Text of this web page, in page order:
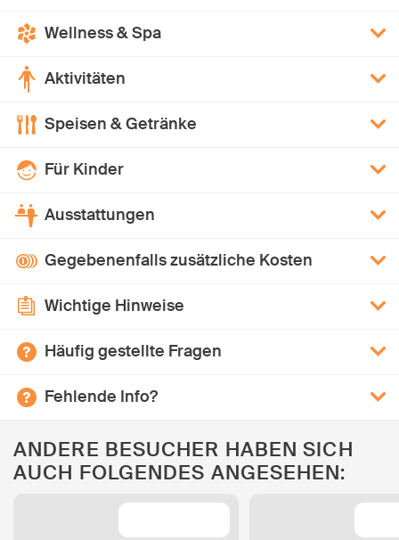
Wellness & Spa
Aktivitäten
Speisen & Getränke
Für Kinder
Ausstattungen
Gegebenenfalls zusätzliche Kosten
Wichtige Hinweise
Häufig gestellte Fragen
Fehlende Info?
ANDERE BESUCHER HABEN SICH
AUCH FOLGENDES ANGESEHEN: